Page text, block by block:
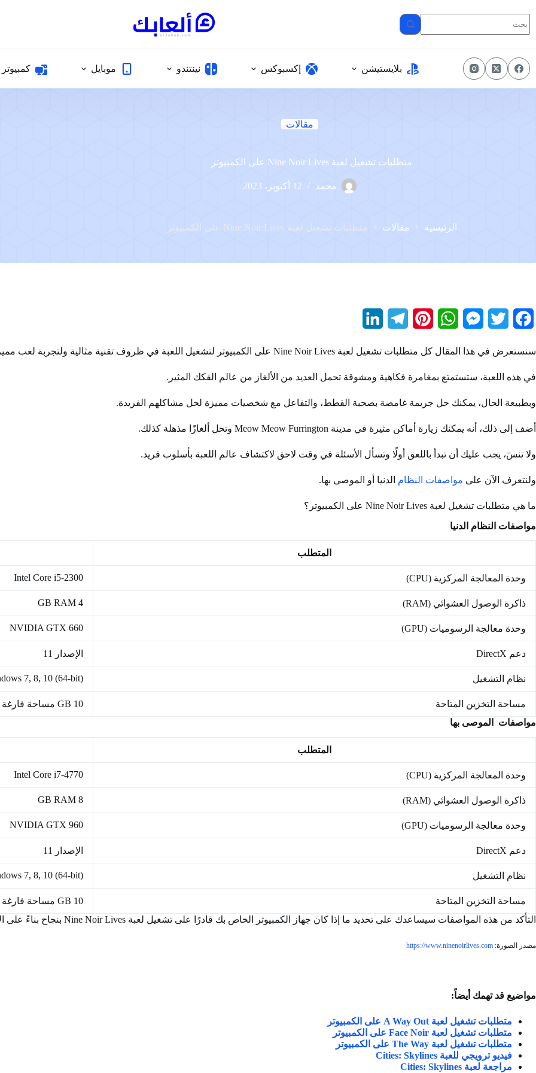
إلى
المحتوى
بلايستيشن إكسبوكس نينتندو موبايل كمبيوتر
مقالات
متطلبات تشغيل لعبة Nine Noir Lives على الكمبيوتر
محمد 12 أكتوبر، 2023
الرئيسية مقالات متطلبات تشغيل لعبة Nine Noir Lives على الكمبيوتر
e
k
t
t
M
s
e
e
r
W
a
t
p
t
e
s
t
e
g
m
n
k
e
n
سنستعرض في هذا المقال كل متطلبات تشغيل لعبة Nine Noir Lives على الكمبيوتر لتشغيل اللعبة في ظروف تقنية مثالية ولتجربة لعب
في هذه اللعبة، ستستمتع بمغامرة فكاهية ومشوقة تحمل العديد من الألغاز من عالم القكك المثير.
وبطبيعة الحال، يمكنك حل جريمة غامضة بصحبة القطط، والتفاعل مع شخصيات مميزة لحل مشاكلهم الفريدة.
أضف إلى ذلك، أنه يمكنك زيارة أماكن مثيرة في مدينة Meow Meow Furrington وتحل ألغازًا مذهلة كذلك.
ولا تنسَ، يجب عليك أن تبدأ باللعق أولًا وتسأل الأسئلة في وقت لاحق لاكتشاف عالم اللعبة بأسلوب فريد.
ولنتعرف الآن على مواصفات النظام الدنيا أو الموصى بها.
ما هي متطلبات تشغيل لعبة Nine Noir Lives على الكمبيوتر؟
مواصفات النظام الدنيا
المتطلب
وحدة المعالجة المركزية (CPU) Intel Core i5-2300
ذاكرة الوصول العشوائي (RAM) 4 GB RAM
وحدة معالجة الرسوميات (GPU) NVIDIA GTX 660
دعم DirectX الإصدار 11
نظام التشغيل 7, 8, 10 (64-bit)
مساحة التخزين المتاحة
10 GB مساحة فارغة
مواصفات
الموصى بها
المتطلب
وحدة المعالجة المركزية (CPU) Intel Core i7-4770
ذاكرة الوصول العشوائي (RAM) 8 GB RAM
وحدة معالجة الرسوميات (GPU) NVIDIA GTX 960
دعم DirectX الإصدار 11
نظام التشغيل 7, 8, 10 (64-bit)
مساحة التخزين المتاحة
10 GB مساحة فارغة
التأكد من هذه المواصفات سيساعدك على تحديد ما إذا كان جهاز الكمبيوتر الخاص بك قادرًا على تشغيل لعبة Nine Noir Lives بنجاح بناءً على الأداء الأدنى والموصى به.
مصدر الصورة: https://www.ninenoirlives.com
مواضيع قد تهمك أيضاً:
متطلبات تشغيل لعبة A Way Out على الكمبيوتر
متطلبات تشغيل لعبة Face Noir على الكمبيوتر
متطلبات تشغيل لعبة The Way على الكمبيوتر
فيديو ترويجي للعبة Cities: Skylines
مراجعة لعبة Cities: Skylines